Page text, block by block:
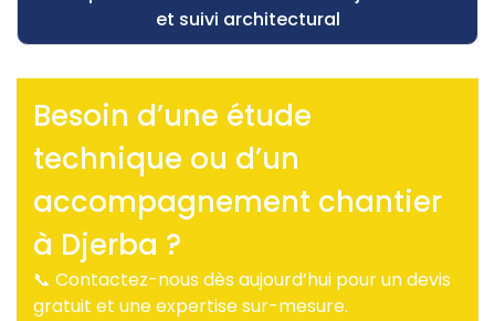
et suivi architectural
Besoin d’une étude
technique ou d’un
accompagnement chantier
à Djerba ?
📞 Contactez-nous dès aujourd’hui pour un devis
gratuit et une expertise sur-mesure.